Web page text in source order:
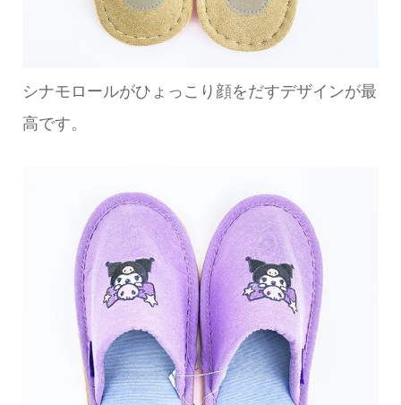
シナモロールがひょっこり顔をだすデザインが最
高です。